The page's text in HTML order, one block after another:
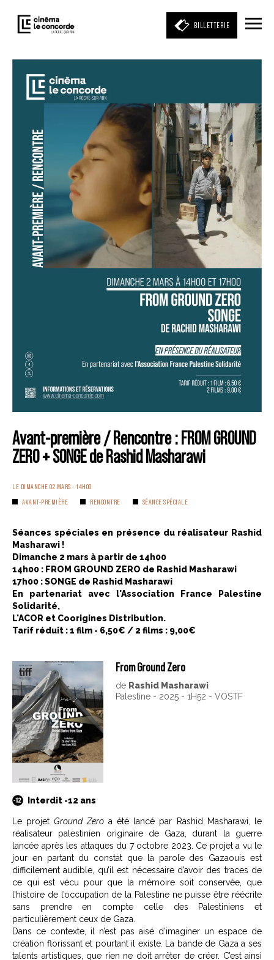
BILLETTERIE
Entrez votre mot clé
(film, réalisateur, acteur, événement)
Avant-première / Rencontre : FROM GROUND
ZERO + SONGE de Rashid Masharawi
LE DIMANCHE 02 MARS - 14H00
AVANT-PREMIÈRE
RENCONTRE SÉANCE SPÉCIALE
Séances spéciales en présence du réalisateur Rashid
Masharawi !
Dimanche 2 mars à partir de 14h00
14h00 : FROM GROUND ZERO de Rashid Masharawi
17h00 : SONGE de Rashid Masharawi
En partenariat avec l'Association France Palestine
Solidarité,
L'ACOR et Coorigines Distribution.
Tarif réduit : 1 film - 6,50€ / 2 films : 9,00€
From Ground Zero
de Rashid Masharawi
Palestine - 2025 - 1H52 - VOSTF
Interdit -12 ans
Le projetGround Zeroa été lancé par Rashid Masharawi, le
réalisateur palestinien originaire de Gaza, durant la guerre
lancée après les attaques du 7 octobre 2023. Ce projet a vu le
jour en partant du constat que la parole des Gazaouis est
difficilement audible, qu’il est nécessaire d’avoir des traces de
ce qui est vécu pour que la mémoire soit conservée, que
l’histoire de l’occupation de la Palestine ne puisse être réécrite
sans prendre en compte celle des Palestiniens et
particulièrement ceux de Gaza.
Dans ce contexte, il n’est pas aisé d’imaginer un espace de
création florissant et pourtant il existe. La bande de Gaza a ses
talents artistiques, que rien ne doit arrêter de créer. C’est ainsi